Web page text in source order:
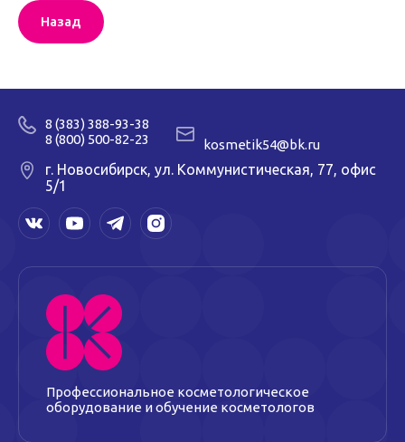
Купить в 1 клик
Назад
8 (383) 388-93-38
8 (800) 500-82-23
kosmetik54@bk.ru
г. Новосибирск, ул. Коммунистическая, 77, офис
5/1
Профессиональное косметологическое
оборудование и обучение косметологов